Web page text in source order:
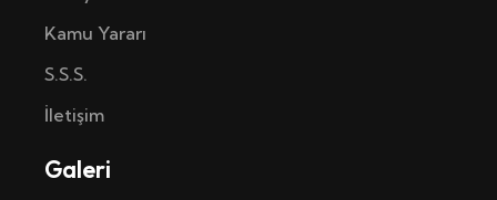
Kamu Yararı
S.S.S.
İletişim
Galeri